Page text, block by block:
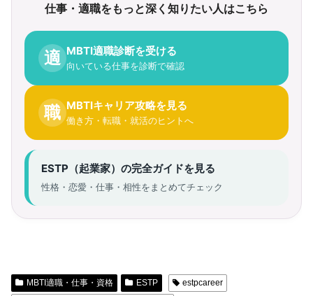
仕事・適職をもっと深く知りたい人はこちら
適 MBTI適職診断を受ける
向いている仕事を診断で確認
職 MBTIキャリア攻略を見る
働き方・転職・就活のヒントへ
ESTP（起業家）の完全ガイドを見る
性格・恋愛・仕事・相性をまとめてチェック
MBTI適職・仕事・資格 ESTP
estpcareer